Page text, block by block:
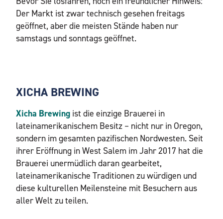
Der Markt ist zwar technisch gesehen freitags
geöffnet, aber die meisten Stände haben nur
samstags und sonntags geöffnet.
XICHA BREWING
Xicha Brewing ist die einzige Brauerei in
lateinamerikanischem Besitz – nicht nur in Oregon,
sondern im gesamten pazifischen Nordwesten. Seit
ihrer Eröffnung in West Salem im Jahr 2017 hat die
Brauerei unermüdlich daran gearbeitet,
lateinamerikanische Traditionen zu würdigen und
diese kulturellen Meilensteine mit Besuchern aus
aller Welt zu teilen.